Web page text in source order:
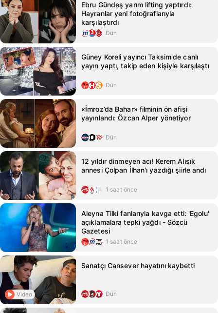
Ebru Gündeş yarım lifting yaptırdı:
Hayranlar yeni fotoğraflarıyla
karşılaştırdı
Dün
Güney Koreli yayıncı Taksim'de canlı
yayın yaptı, takip eden kişiyle karşılaştı
Dün
«İmroz’da Bahar» filminin ön afişi
yayınlandı: Özcan Alper yönetiyor
Dün
12 yıldır dinmeyen acı! Kerem Alışık
annesi Çolpan İlhan'ı yazdığı şiirle andı
1 saat önce
Aleyna Tilki fanlarıyla kavga etti: 'Egolu'
açıklamalara tepki yağdı - Sözcü
Gazetesi
1 saat önce
Video
Sanatçı Cansever hayatını kaybetti
Dün